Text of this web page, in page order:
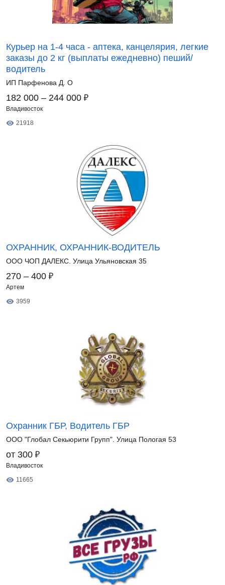
Курьер на 1-4 часа - аптека, канцелярия, легкие
заказы до 2 кг (выплаты ежедневно) пеший/
водитель
ИП Парфенова Д. О
182 000 – 244 000 ₽
Владивосток
21918
ОХРАННИК, ОХРАННИК-ВОДИТЕЛЬ
ООО ЧОП ДАЛЕКС. Улица Ульяновская 35
270 – 400 ₽
Артем
3959
Охранник ГБР, Водитель ГБР
ООО "Глобал Секьюрити Групп". Улица Пологая 53
от 300 ₽
Владивосток
11665